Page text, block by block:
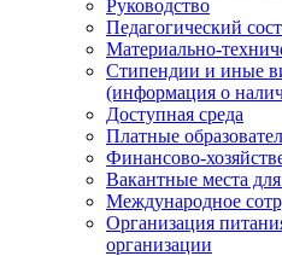
Руководство
Педагогический
Материально-
Стипендии и иные
(информация о
Доступная среда
Платные
Финансово-
Вакантные места
Международное
Организация
организации